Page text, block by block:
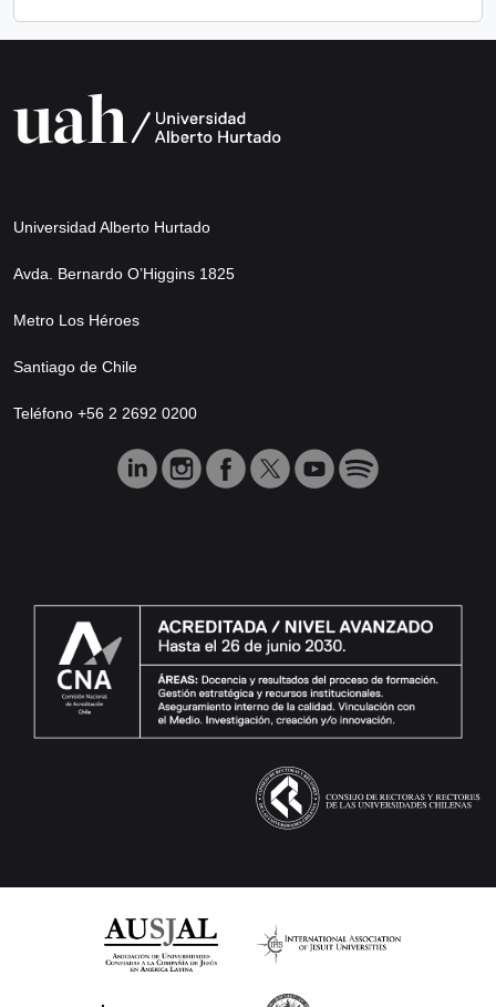
Universidad Alberto Hurtado
Avda. Bernardo O’Higgins 1825
Metro Los Héroes
Santiago de Chile
Teléfono +56 2 2692 0200